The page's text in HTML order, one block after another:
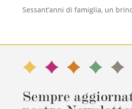
Sessant’anni di famiglia, un
Sempre